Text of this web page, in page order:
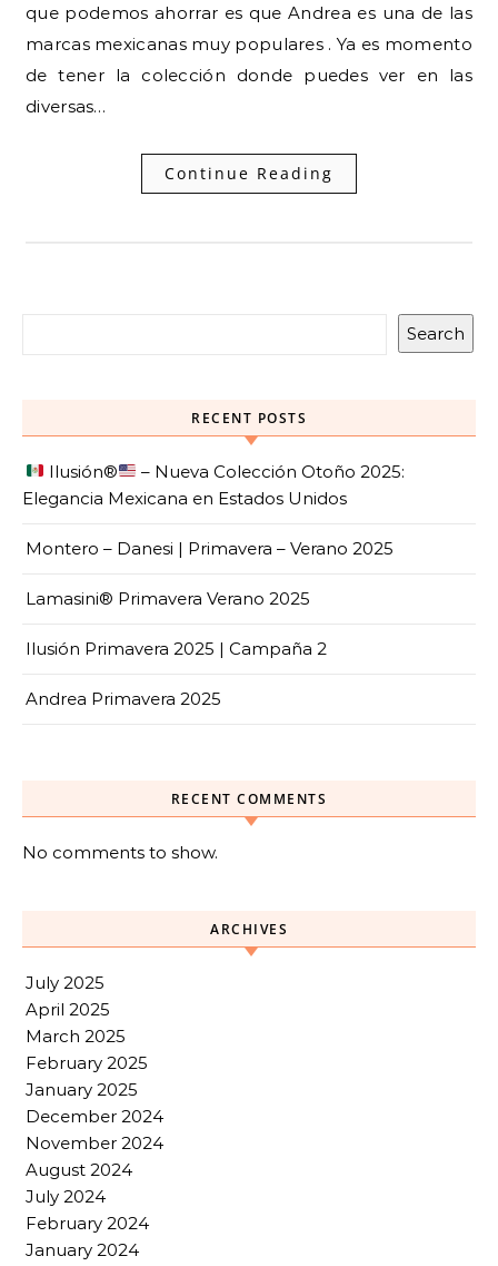
que podemos ahorrar es que Andrea es una de las
marcas mexicanas muy populares . Ya es momento
de tener la colección donde puedes ver en las
diversas…
Continue Reading
Search
RECENT POSTS
Ilusión®️
– Nueva Colección Otoño 2025:
Elegancia Mexicana en Estados Unidos
Montero – Danesi | Primavera – Verano 2025
Lamasini® Primavera Verano 2025
Ilusión Primavera 2025 | Campaña 2
Andrea Primavera 2025
RECENT COMMENTS
No comments to show.
ARCHIVES
July 2025
April 2025
March 2025
February 2025
January 2025
December 2024
November 2024
August 2024
July 2024
February 2024
January 2024